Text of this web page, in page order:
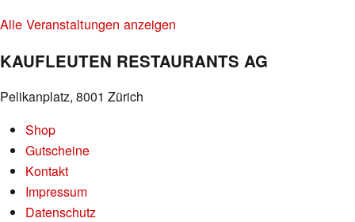
Alle Veranstaltungen anzeigen
KAUFLEUTEN RESTAURANTS AG
Pelikanplatz, 8001 Zürich
Shop
Gutscheine
Kontakt
Impressum
Datenschutz